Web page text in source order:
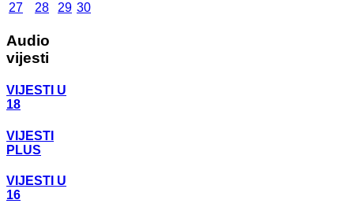
27
28 29 30
Audio
vijesti
VIJESTI U
18
VIJESTI
PLUS
VIJESTI U
16